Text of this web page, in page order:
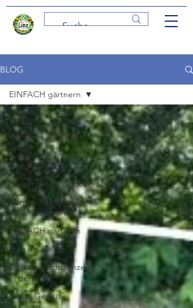
BLOG
All Posts
Aktionen der Stadt
Linz
Anbaukalender
Beeren und Wildobst
Community Garden
Pulvermühlpark
EINFACH gärtnern
Essbare Städte
Essbare Wildpflanzen
in der Stadt
Ewige Gemüse
EINFACH gärtnern